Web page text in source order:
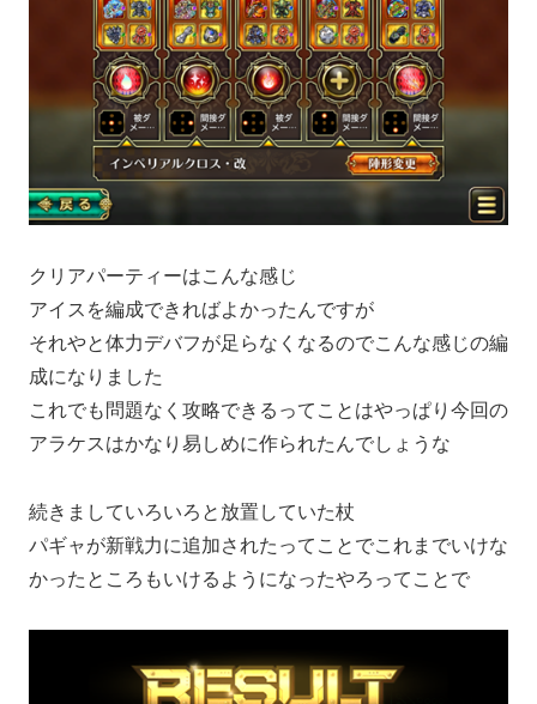
クリアパーティーはこんな感じ
アイスを編成できればよかったんですが
それやと体力デバフが足らなくなるのでこんな感じの編
成になりました
これでも問題なく攻略できるってことはやっぱり今回の
アラケスはかなり易しめに作られたんでしょうな
続きましていろいろと放置していた杖
パギャが新戦力に追加されたってことでこれまでいけな
かったところもいけるようになったやろってことで